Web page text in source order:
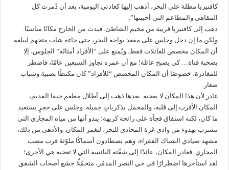
كافتيريا مطلة على البحر، أذهب إليها كعادتي اليومية، بعد أن دُمرت كل
المقاهي والمطاعم التي أحببتها”.
ذهب إلى كافتيريا قريبة من مخيم الشاطئ. فبدت من الخارج مكانًا مناسبًا.
ولكن ما إن دخل وجلس على مقعد يواجه البحر، حتى جاءه شاب متجهم ليبلغه
أن المكان مخصص للعائلات فقط، ويُمنع على “الأفراد أمثاله” الجلوس، إلا
بصحبة فتاة… كي يصبح عائلة! مع أن عمره تجاوز السبعين عامًا، فاضطر
للمغادرة، خصوصًا أن المكان المخصص “للأفراد” كان مكتظًا بصبية وشباب
صغار.
غادر لأن هذا المكان لا يعجبه. بعدها ذهب إلى أطلال مطعم حيفا القديم،
المكان الأقرب إلى قلبه، والمحمل بذكرياتٍ جميلة. وجلس على حجرٍ يستعيد
ما كان، لكنه استفاق فجأة على رائحة كريهة؛ يبدو أنها من مياه المجاري التي
تتسرب بهدوء من وادي غزة المحاذي للبحر، لتغمر المكان. والأدهى من ذلك،
مشهد صيادي الشباك الفقراء، وهم يصطادون أسماكًا ملوّثة قرب مصب
المجاري. فغادر المكان، عائدًا إلى شقّته البائسة التي لا تعجبه هي الأخرى؛
لقد استأجرها اضطرارًا في حي النصر المدمّر، متحمّلًا جشع أصحاب الشقق